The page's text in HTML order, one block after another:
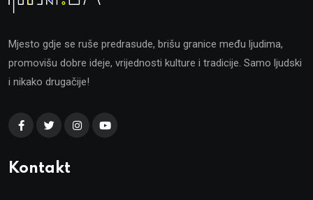
Mjesto gdje se ruše predrasude, brišu granice među ljudima,
promovišu dobre ideje, vrijednosti kulture i tradicije. Samo ljudski
i nikako drugačije!
Kontakt